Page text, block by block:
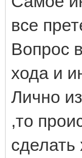
все
Вопрос
хода и
Лично
,то